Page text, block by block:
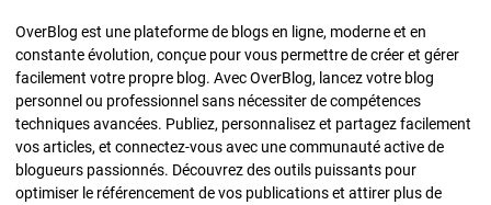
OverBlog est une plateforme de blogs en ligne, moderne et en
constante évolution, conçue pour vous permettre de créer et gérer
facilement votre propre blog. Avec OverBlog, lancez votre blog
personnel ou professionnel sans nécessiter de compétences
techniques avancées. Publiez, personnalisez et partagez facilement
vos articles, et connectez-vous avec une communauté active de
blogueurs passionnés. Découvrez des outils puissants pour
optimiser le référencement de vos publications et attirer plus de